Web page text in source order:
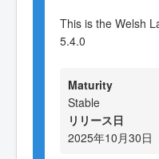
This is the Welsh
5.4.0
Maturity
Stable
リリース日
2025年10月30日